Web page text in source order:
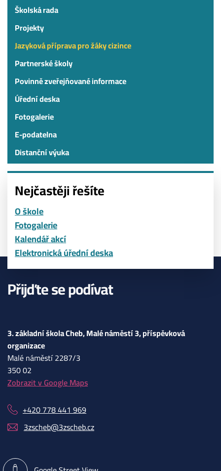
Školská rada
Projekty
Jazyková příprava pro žáky cizince
Partnerské školy
Povinně zveřejňované informace
Úřední deska
Fotogalerie
E-podatelna
Distanční výuka
Nejčastěji řešíte
O škole
Fotogalerie
Kalendář akcí
Elektronická úřední deska
Přijďte se podívat
3. základní škola Cheb, Malé náměstí 3, příspěvková
organizace
Malé náměstí 2287/3
350 02
Zobrazit v Google Maps
+420 778 441 969
3zscheb@3zscheb.cz